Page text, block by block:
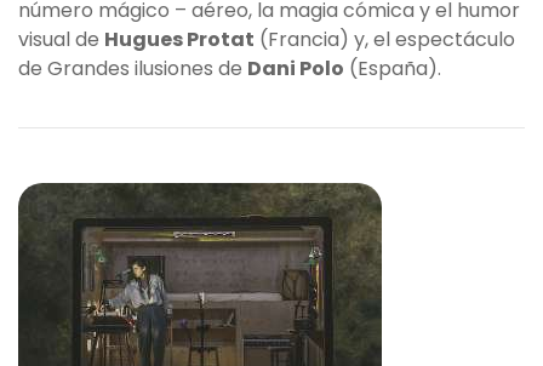
número mágico – aéreo, la magia cómica y el humor
visual de Hugues Protat (Francia) y, el espectáculo
de Grandes ilusiones de Dani Polo (España).